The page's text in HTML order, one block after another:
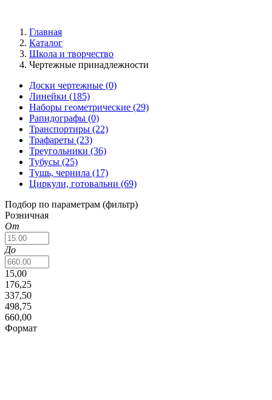
Главная
Каталог
Школа и творчество
Чертежные принадлежности
Доски чертежные (0)
Линейки (185)
Наборы геометрические (29)
Рапидографы (0)
Транспортиры (22)
Трафареты (23)
Треугольники (36)
Тубусы (25)
Тушь, чернила (17)
Циркули, готовальни (69)
Подбор по параметрам (фильтр)
Розничная
От
До
15,00
176,25
337,50
498,75
660,00
Формат